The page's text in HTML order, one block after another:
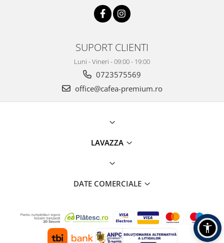
SUPORT CLIENTI
Luni - Vineri - 09:00 - 19:00
0723575569
office@cafea-premium.ro
LAVAZZA
DATE COMERCIALE